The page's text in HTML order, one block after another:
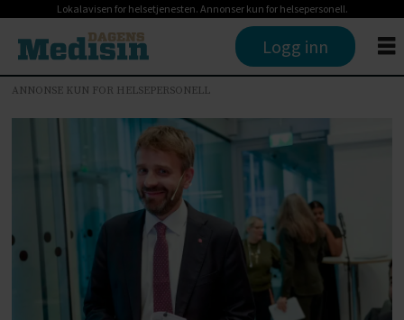
Lokalavisen for helsetjenesten. Annonser kun for helsepersonell.
Logg inn
ANNONSE KUN FOR HELSEPERSONELL